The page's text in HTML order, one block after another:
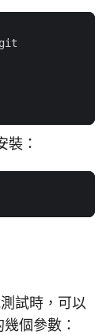
裝：
試時，可以
個參數：